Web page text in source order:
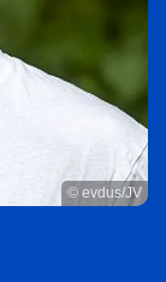
© evdus/JV